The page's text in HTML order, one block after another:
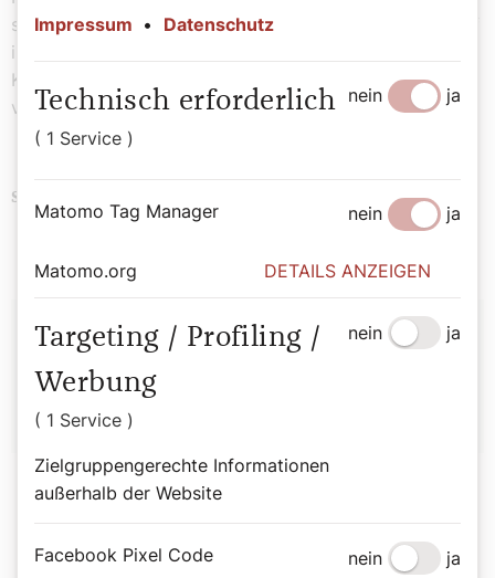
sehen aus wie Rosse, die zur Schlacht gerüstet sind; auf
ihren Köpfen tragen sie etwas, das goldschimmernden
Kränzen gleicht, und ihre Gesichter sind wie Gesichter
von Menschen.“
Schlagwörter
Stefan Kronthaler
Impressum • Datenschutz
Technisch erforderlich
( 1 Service )
nein ja
Matomo Tag Manager nein ja
Matomo.org DETAILS ANZEIGEN
Targeting / Profiling /
Werbung
( 1 Service )
Zielgruppengerechte Informationen
außerhalb der Website
nein ja
Facebook Pixel Code nein ja